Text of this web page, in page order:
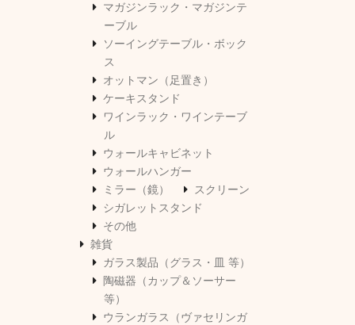
マガジンラック・マガジンテ
ーブル
ソーイングテーブル・ボック
ス
オットマン（足置き）
ケーキスタンド
ワインラック・ワインテーブ
ル
ウォールキャビネット
ウォールハンガー
ミラー（鏡）
スクリーン
シガレットスタンド
その他
雑貨
ガラス製品（グラス・皿 等）
陶磁器（カップ＆ソーサー
等）
ウランガラス（ヴァセリンガ